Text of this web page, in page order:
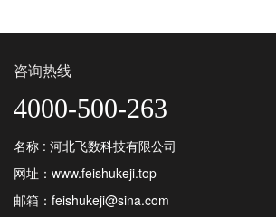
咨询热线
4000-500-263
名称 : 河北飞数科技有限公司
网址：www.feishukeji.top
邮箱：feishukeji@sina.com